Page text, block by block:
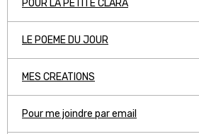
POUR LA PETITE CLARA
LE POEME DU JOUR
MES CREATIONS
Pour me joindre par email